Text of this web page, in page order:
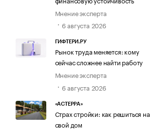
Мнение эксперта
6 августа 2026
ГИФТЕРИ.РУ
Рынок труда меняется: кому
сейчас сложнее найти работу
Мнение эксперта
6 августа 2026
«АСТЕРРА»
Страх стройки: как решиться на
свой дом